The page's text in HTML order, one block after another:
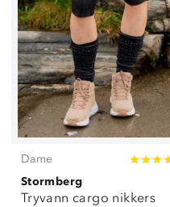
Dame
Stormberg
Tryvann cargo nikkers